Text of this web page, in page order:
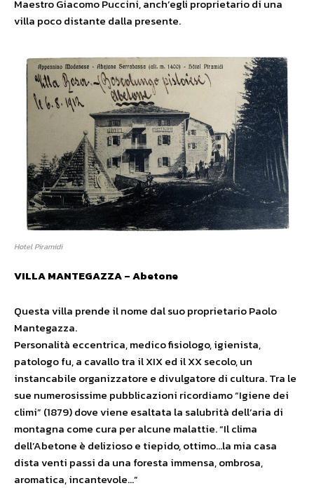
Maestro Giacomo Puccini, anch’egli proprietario di una
villa poco distante dalla presente.
Hotel Piramidi
VILLA MANTEGAZZA – Abetone
Questa villa prende il nome dal suo proprietario Paolo
Mantegazza.
Personalità eccentrica, medico fisiologo, igienista,
patologo fu, a cavallo tra il XIX ed il XX secolo, un
instancabile organizzatore e divulgatore di cultura. Tra le
sue numerosissime pubblicazioni ricordiamo “Igiene dei
climi” (1879) dove viene esaltata la salubrità dell’aria di
montagna come cura per alcune malattie. “Il clima
dell’Abetone è delizioso e tiepido, ottimo…la mia casa
dista venti passi da una foresta immensa, ombrosa,
aromatica, incantevole…”